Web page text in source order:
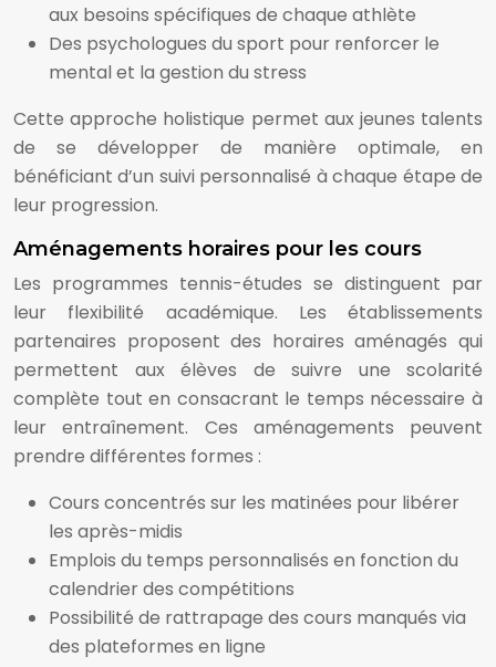
aux besoins spécifiques de chaque athlète
Des psychologues du sport pour renforcer le
mental et la gestion du stress
Cette approche holistique permet aux jeunes talents
de se développer de manière optimale, en
bénéficiant d’un suivi personnalisé à chaque étape de
leur progression.
Aménagements horaires pour les cours
Les programmes tennis-études se distinguent par
leur flexibilité académique. Les établissements
partenaires proposent des horaires aménagés qui
permettent aux élèves de suivre une scolarité
complète tout en consacrant le temps nécessaire à
leur entraînement. Ces aménagements peuvent
prendre différentes formes :
Cours concentrés sur les matinées pour libérer
les après-midis
Emplois du temps personnalisés en fonction du
calendrier des compétitions
Possibilité de rattrapage des cours manqués via
des plateformes en ligne